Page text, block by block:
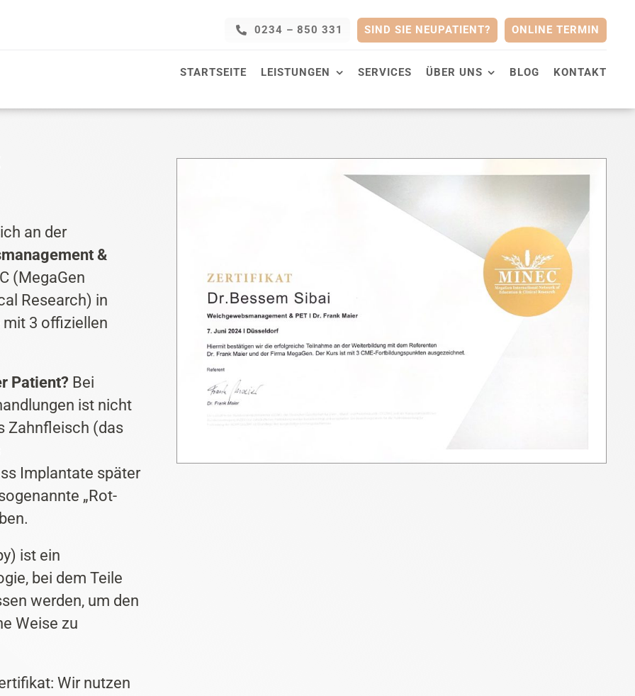
0234 – 850 331 SIND SIE NEUPATIENT? ONLINE TERMIN
STARTSEITE LEISTUNGEN SERVICES ÜBER UNS BLOG KONTAKT
an der
&
(MegaGen
Research) in
mit 3 offiziellen
Patient?Bei
ist nicht
Zahnfleisch (das
Implantate später
„Rot-
ist ein
bei dem Teile
werden, um den
Weise zu
Wir nutzen